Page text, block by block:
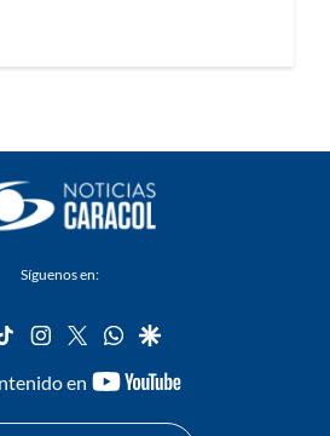
Síguenos en:
tiktok instagram
twitterwhatsapp
google
en
youtube-